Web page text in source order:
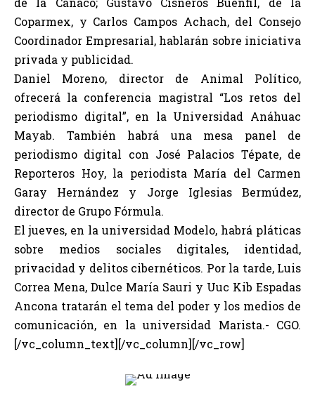
Coparmex, y Carlos Campos Achach, del Consejo
Coordinador Empresarial, hablarán sobre iniciativa
privada y publicidad.
Daniel Moreno, director de Animal Político,
ofrecerá la conferencia magistral “Los retos del
periodismo digital”, en la Universidad Anáhuac
Mayab. También habrá una mesa panel de
periodismo digital con José Palacios Tépate, de
Reporteros Hoy, la periodista María del Carmen
Garay Hernández y Jorge Iglesias Bermúdez,
director de Grupo Fórmula.
El jueves, en la universidad Modelo, habrá pláticas
sobre medios sociales digitales, identidad,
privacidad y delitos cibernéticos. Por la tarde, Luis
Correa Mena, Dulce María Sauri y Uuc Kib Espadas
Ancona tratarán el tema del poder y los medios de
comunicación, en la universidad Marista.- CGO.
[/vc_column_text][/vc_column][/vc_row]